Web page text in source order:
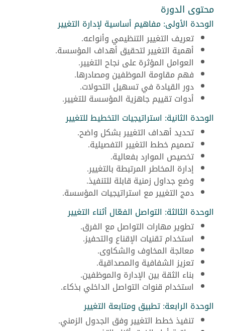
محتوى الدورة
الوحدة الأولى: مفاهيم أساسية لإدارة التغيير
تعريف التغيير التنظيمي وأنواعه.
أهمية التغيير لتحقيق أهداف المؤسسة.
العوامل المؤثرة على نجاح التغيير.
فهم مقاومة الموظفين ومصادرها.
دور القيادة في تسهيل التحولات.
أدوات تقييم جاهزية المؤسسة للتغيير.
الوحدة الثانية: استراتيجيات التخطيط للتغيير
تحديد أهداف التغيير بشكل واضح.
تصميم خطط التغيير التفصيلية.
تخصيص الموارد بفعالية.
إدارة المخاطر المرتبطة بالتغيير.
وضع جداول زمنية قابلة للتنفيذ.
دمج التغيير مع استراتيجيات المؤسسة.
الوحدة الثالثة: التواصل الفعّال أثناء التغيير
تطوير مهارات التواصل مع الفرق.
استخدام تقنيات الإقناع والتحفيز.
معالجة المخاوف والشكاوى.
تعزيز الشفافية والمصداقية.
بناء الثقة بين الإدارة والموظفين.
استخدام قنوات التواصل الداخلي بذكاء.
الوحدة الرابعة: تطبيق ومتابعة التغيير
تنفيذ خطط التغيير وفق الجدول الزمني.